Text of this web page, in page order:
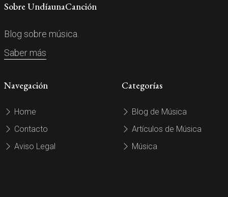
Sobre UndíaunaCanción
Blog sobre música.
Saber más
Navegación
Home
Contacto
Aviso Legal
Categorías
Blog de Música
Artículos de Música
Música